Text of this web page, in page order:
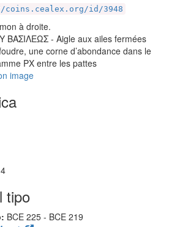
id/3948
à droite.
ΒΑΣΙΛΕΩΣ - Aigle aux ailes fermées
une corne d’abondance dans le
PX entre les pattes
image
tipo
BCE 225 - BCE 219